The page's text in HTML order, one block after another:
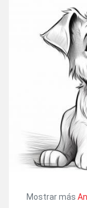
Mostrar más